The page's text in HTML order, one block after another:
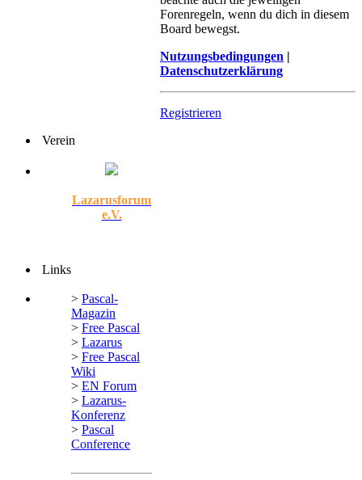
Forenregeln, wenn du dich in diesem
Board bewegst.
Nutzungsbedingungen |
Datenschutzerklärung
Registrieren
Verein
Lazarusforum
e.V.
Links
> Pascal-
Magazin
> Free Pascal
> Lazarus
> Free Pascal
Wiki
> EN Forum
> Lazarus-
Konferenz
> Pascal
Conference